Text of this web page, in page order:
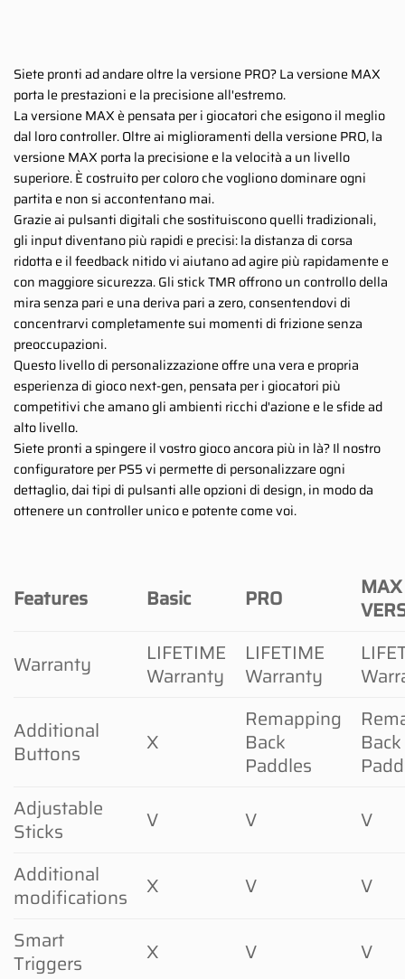
Siete pronti ad andare oltre la versione PRO? La versione MAX
porta le prestazioni e la precisione all'estremo.
La versione MAX è pensata per i giocatori che esigono il meglio
dal loro controller. Oltre ai miglioramenti della versione PRO, la
versione MAX porta la precisione e la velocità a un livello
superiore. È costruito per coloro che vogliono dominare ogni
partita e non si accontentano mai.
Grazie ai pulsanti digitali che sostituiscono quelli tradizionali,
gli input diventano più rapidi e precisi: la distanza di corsa
ridotta e il feedback nitido vi aiutano ad agire più rapidamente e
con maggiore sicurezza. Gli stick TMR offrono un controllo della
mira senza pari e una deriva pari a zero, consentendovi di
concentrarvi completamente sui momenti di frizione senza
preoccupazioni.
Questo livello di personalizzazione offre una vera e propria
esperienza di gioco next-gen, pensata per i giocatori più
competitivi che amano gli ambienti ricchi d'azione e le sfide ad
alto livello.
Siete pronti a spingere il vostro gioco ancora più in là? Il nostro
configuratore per PS5 vi permette di personalizzare ogni
dettaglio, dai tipi di pulsanti alle opzioni di design, in modo da
ottenere un controller unico e potente come voi.
Features Basic PRO
MAX
Warranty
LIFETIME
Warranty
LIFETIME
Warranty
Additional
Buttons
X
Remapping
Back
Paddles
Back
Adjustable
Sticks
V V
V
Additional
modifications
X V
V
Smart
Triggers
X V
V